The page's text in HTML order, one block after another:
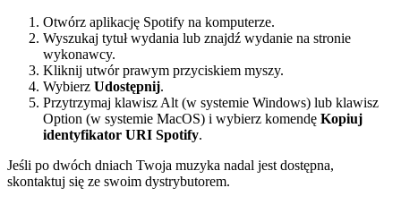
Otwórz aplikację Spotify na komputerze.
Wyszukaj tytuł wydania lub znajdź wydanie na stronie
wykonawcy.
Kliknij utwór prawym przyciskiem myszy.
Wybierz Udostępnij.
Przytrzymaj klawisz Alt (w systemie Windows) lub klawisz
Option (w systemie MacOS) i wybierz komendę Kopiuj
identyfikator URI Spotify.
Jeśli po dwóch dniach Twoja muzyka nadal jest dostępna,
skontaktuj się ze swoim dystrybutorem.